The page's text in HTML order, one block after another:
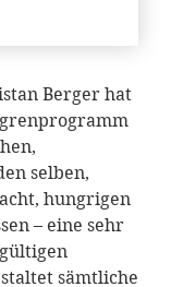
Berger hat
selben,
hungrigen
– eine sehr
sämtliche